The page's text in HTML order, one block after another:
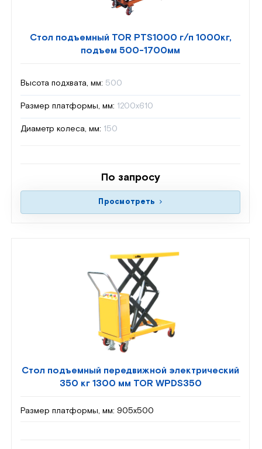
Стол подъемный TOR PTS1000 г/п 1000кг,
подъем 500-1700мм
Высота подхвата, мм: 500
Размер платформы, мм: 1200х610
Диаметр колеса, мм: 150
По запросу
Просмотреть
Стол подъемный передвижной электрический
350 кг 1300 мм TOR WPDS350
Размер платформы, мм: 905х500